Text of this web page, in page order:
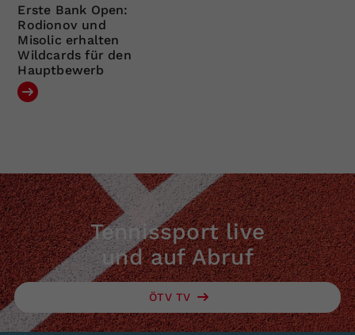
Erste Bank Open:
Rodionov und
Misolic erhalten
Wildcards für den
Hauptbewerb
Tennissport live
und auf Abruf
ÖTV TV